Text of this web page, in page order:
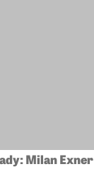
Milan Exner